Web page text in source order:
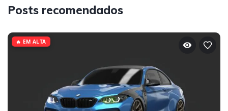
Posts recomendados
🔥 EM ALTA